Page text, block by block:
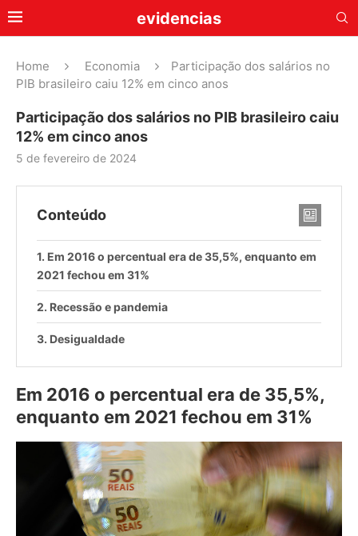
evidencias
Home Economia
Participação dos salários no
PIB brasileiro caiu 12% em cinco anos
Participação dos salários no PIB brasileiro caiu
12% em cinco anos
5 de fevereiro de 2024
Conteúdo
Em 2016 o percentual era de 35,5%, enquanto em
2021 fechou em 31%
Recessão e pandemia
Desigualdade
Em 2016 o percentual era de 35,5%,
enquanto em 2021 fechou em 31%